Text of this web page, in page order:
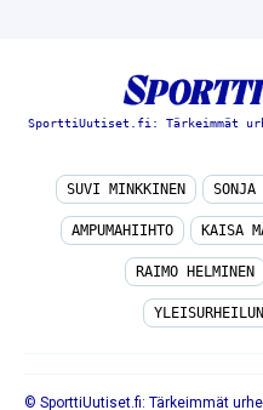
SporttiUutiset.fi: Tärkeimmät
SUVI MINKKINEN SONJA
AMPUMAHIIHTO KAISA
RAIMO HELMINEN
© SporttiUutiset.fi: Tärkeimmät